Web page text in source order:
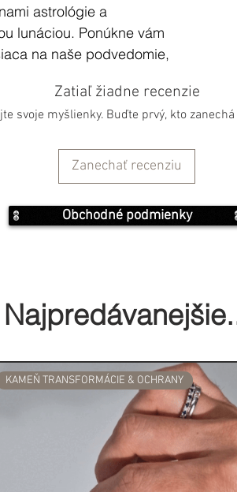
astrológie a
lunáciou. Ponúkne vám
na naše podvedomie,
ďalekosiahly šíp
a vyššej
ktorý osvetľuje
aby sme sa
sily Mesiaca pre
čas na uvoľnenie
svoju duchovnú
Stiahnite si tento
bližšie k svojmu
Zatiaľ žiadne recenzie
svoje myšlienky. Buďte prvý, kto
Zanechať recenziu
Obchodné podmienky
KAMEŇ TRANSFORMÁCIE & OCHRANY